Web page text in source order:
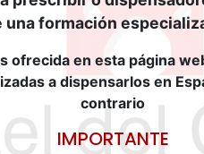
REF:ELA85951742
24 Pip.
ADVANTIX Clinico 1 ml.
formación
ofrecida en esta página
a dispensarlos en
contrario
IMPORTANTE